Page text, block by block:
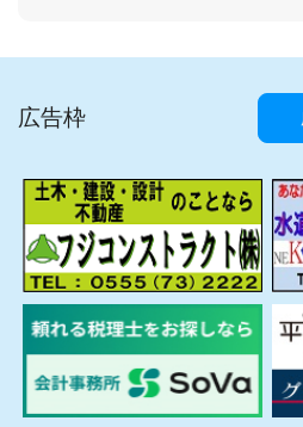
広告枠